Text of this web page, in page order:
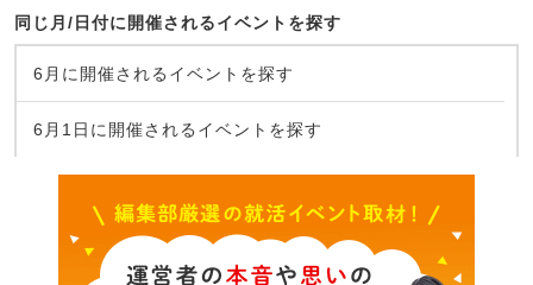
同じ月/日付に開催されるイベントを探す
6月に開催されるイベントを探す
6月1日に開催されるイベントを探す